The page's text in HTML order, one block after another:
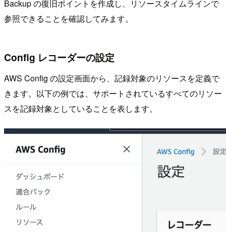
Backup の復旧ポイントを作成し、リソースタイムラインで
参照できることを確認してみます。
Config レコーダーの設定
AWS Config の設定画面から、記録対象のリソースを定義で
きます。以下の例では、サポートされているすべてのリソー
スを記録対象としていることを表します。